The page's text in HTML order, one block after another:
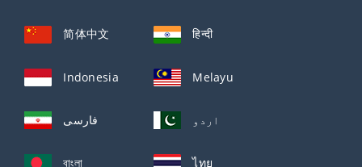
简体中文 हिन्दी
Indonesia Melayu
فارسی اردو
বাংলা ไทย